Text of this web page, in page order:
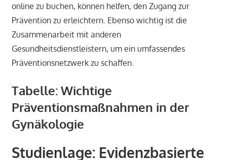
online zu buchen, können helfen, den Zugang zur
Prävention zu erleichtern. Ebenso wichtig ist die
Zusammenarbeit mit anderen
Gesundheitsdienstleistern, um ein umfassendes
Präventionsnetzwerk zu schaffen.
Tabelle: Wichtige
Präventionsmaßnahmen in der
Gynäkologie
Studienlage: Evidenzbasierte